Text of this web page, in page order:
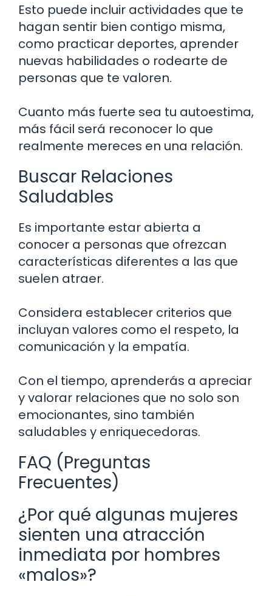
Esto puede incluir actividades que te
hagan sentir bien contigo misma,
como practicar deportes, aprender
nuevas habilidades o rodearte de
personas que te valoren.
Cuanto más fuerte sea tu autoestima,
más fácil será reconocer lo que
realmente mereces en una relación.
Buscar Relaciones
Saludables
Es importante estar abierta a
conocer a personas que ofrezcan
características diferentes a las que
suelen atraer.
Considera establecer criterios que
incluyan valores como el respeto, la
comunicación y la empatía.
Con el tiempo, aprenderás a apreciar
y valorar relaciones que no solo son
emocionantes, sino también
saludables y enriquecedoras.
FAQ (Preguntas
Frecuentes)
¿Por qué algunas mujeres
sienten una atracción
inmediata por hombres
«malos»?